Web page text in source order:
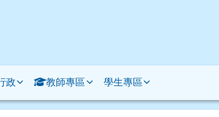
政 教師專區 學生專區